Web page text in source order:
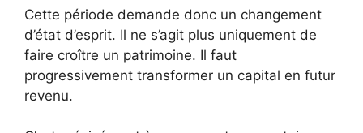
Cette période demande donc un changement
d’état d’esprit. Il ne s’agit plus uniquement de
faire croître un patrimoine. Il faut
progressivement transformer un capital en futur
revenu.